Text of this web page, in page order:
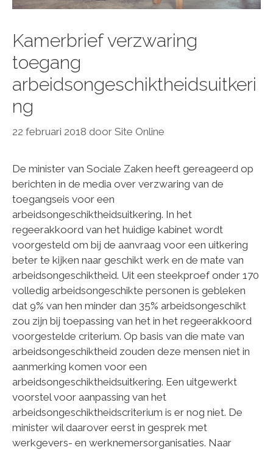
Kamerbrief verzwaring
toegang
arbeidsongeschiktheidsuitkeri
ng
22 februari 2018 door Site Online
De minister van Sociale Zaken heeft gereageerd op
berichten in de media over verzwaring van de
toegangseis voor een
arbeidsongeschiktheidsuitkering. In het
regeerakkoord van het huidige kabinet wordt
voorgesteld om bij de aanvraag voor een uitkering
beter te kijken naar geschikt werk en de mate van
arbeidsongeschiktheid. Uit een steekproef onder 170
volledig arbeidsongeschikte personen is gebleken
dat 9% van hen minder dan 35% arbeidsongeschikt
zou zijn bij toepassing van het in het regeerakkoord
voorgestelde criterium. Op basis van die mate van
arbeidsongeschiktheid zouden deze mensen niet in
aanmerking komen voor een
arbeidsongeschiktheidsuitkering. Een uitgewerkt
voorstel voor aanpassing van het
arbeidsongeschiktheidscriterium is er nog niet. De
minister wil daarover eerst in gesprek met
werkgevers- en werknemersorganisaties. Naar